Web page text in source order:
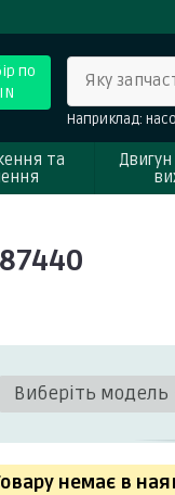
по
Яку
Наприклад:
та
Виберіть модель
немає в